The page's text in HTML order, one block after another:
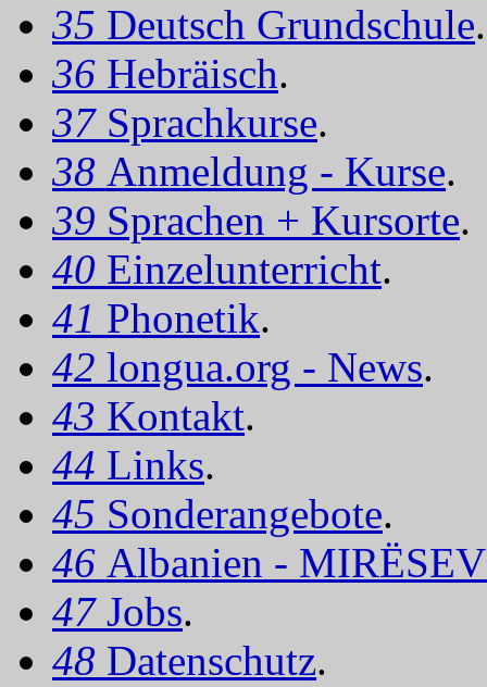
35 Deutsch Grundschule.
36 Hebräisch.
37 Sprachkurse.
38 Anmeldung - Kurse.
39 Sprachen + Kursorte.
40 Einzelunterricht.
41 Phonetik.
42 longua.org - News.
43 Kontakt.
44 Links.
45 Sonderangebote.
46 Albanien -
47 Jobs.
48 Datenschutz.